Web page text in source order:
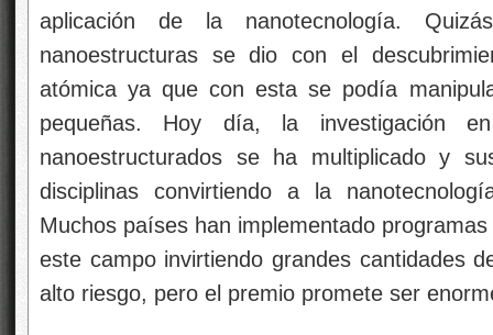
aplicación de la nanotecnología.
nanoestructuras se dio con el
atómica ya que con esta se podía
pequeñas. Hoy día, la investigación
nanoestructurados se ha multiplicado y
disciplinas convirtiendo a la
Muchos países han implementado
este campo invirtiendo grandes cantidades
alto riesgo, pero el premio promete ser